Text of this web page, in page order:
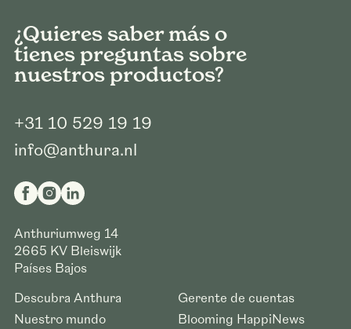
¿Quieres saber más o
tienes preguntas sobre
nuestros productos?
+31 10 529 19 19
info@anthura.nl
Anthuriumweg 14
2665 KV Bleiswijk
Países Bajos
Descubra Anthura
Nuestro mundo
Gerente de cuentas
Blooming HappiNews